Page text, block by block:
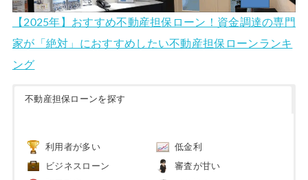
【2025年】おすすめ不動産担保ローン！資金調達の専門
家が「絶対」におすすめしたい不動産担保ローンランキ
ング
不動産担保ローンを探す
利用者が多い 低金利
ビジネスローン 審査が甘い